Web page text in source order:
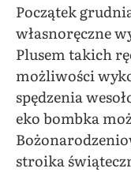
Początek
własnoręczne
Plusem takich
możliwości
spędzenia
eko bombka
stroika